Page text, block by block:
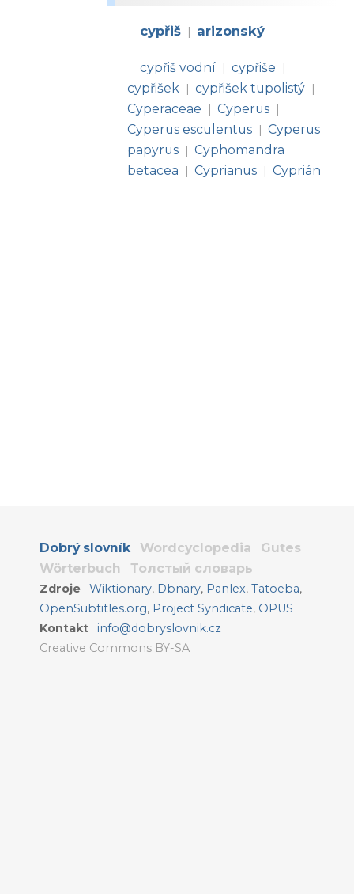
cypřiš | arizonský
cypřiš vodní | cypřiše |
cypřišek | cypřišek tupolistý |
Cyperaceae | Cyperus |
Cyperus esculentus | Cyperus
papyrus | Cyphomandra
betacea
| Cyprianus | Cyprián
Dobrý slovník Wordcyclopedia
Gutes
Wörterbuch
Толстый словарь
Zdroje Wiktionary, Dbnary, Panlex,Tatoeba,
OpenSubtitles.org, Project Syndicate, OPUS
Kontakt
info@dobryslovnik.cz
Creative Commons BY-SA